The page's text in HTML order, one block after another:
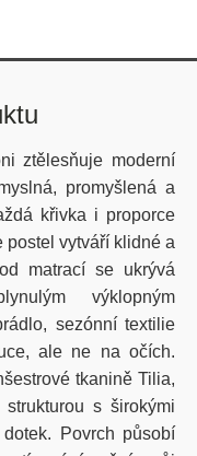
ztělesňuje moderní
promyšlená a
křivka i proporce
postel vytváří klidné a
matrací se ukrývá
výklopným
sezónní textilie
ale ne na očích.
tkanině Tilia,
s širokými
Povrch působí